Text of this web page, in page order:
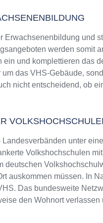
Erwachsenenbildung und
werden somit
und komplettieren das
das VHS-Gebäude,
nicht entscheidend, ob
unter
Volkshochschulen
deutschen
auskommen müssen. In
Das bundesweite
den Wohnort